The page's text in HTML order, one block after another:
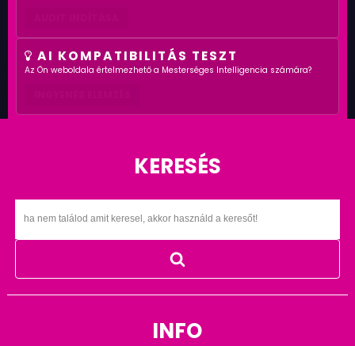
AI KOMPATIBILITÁS TESZT
Az Ön weboldala értelmezhető a Mesterséges Intelligencia számára?
KERESÉS
INFO